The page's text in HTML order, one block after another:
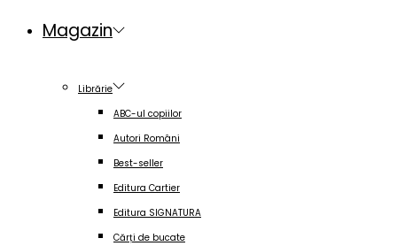
Magazin
Librărie
ABC-ul copiilor
Autori Români
Best-seller
Editura Cartier
Editura SIGNATURA
Cărți de bucate